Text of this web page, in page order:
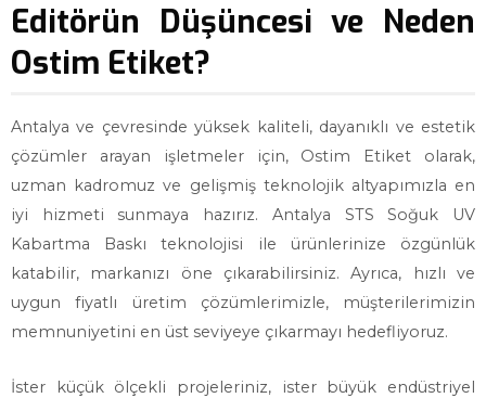
Editörün Düşüncesi ve Neden
Ostim Etiket?
Antalya ve çevresinde yüksek kaliteli, dayanıklı ve estetik
çözümler arayan işletmeler için, Ostim Etiket olarak,
uzman kadromuz ve gelişmiş teknolojik altyapımızla en
iyi hizmeti sunmaya hazırız. Antalya STS Soğuk UV
Kabartma Baskı teknolojisi ile ürünlerinize özgünlük
katabilir, markanızı öne çıkarabilirsiniz. Ayrıca, hızlı ve
uygun fiyatlı üretim çözümlerimizle, müşterilerimizin
memnuniyetini en üst seviyeye çıkarmayı hedefliyoruz.
İster küçük ölçekli projeleriniz, ister büyük endüstriyel